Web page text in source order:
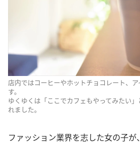
店内ではコーヒーやホットチョコレート、
す。
ゆくゆくは「ここでカフェもやってみたい」
れました。
ファッション業界を志した女の子